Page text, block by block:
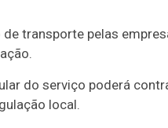
transporte pelas
do serviço poderá
local.